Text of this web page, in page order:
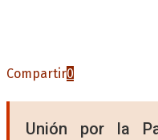
Compartir0
Unión por la